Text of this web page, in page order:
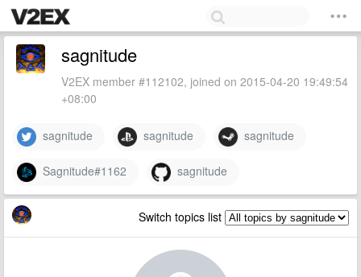
sagnitude
V2EX member #112102, joined on 2015-04-20 19:49:54
+08:00
sagnitude sagnitude sagnitude
Sagnitude#1162 sagnitude
Switch topics list